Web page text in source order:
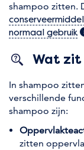
shampoo zitten.
normaal gebruik
Wat zit
In shampoo
verschillende
shampoo zijn:
zitten